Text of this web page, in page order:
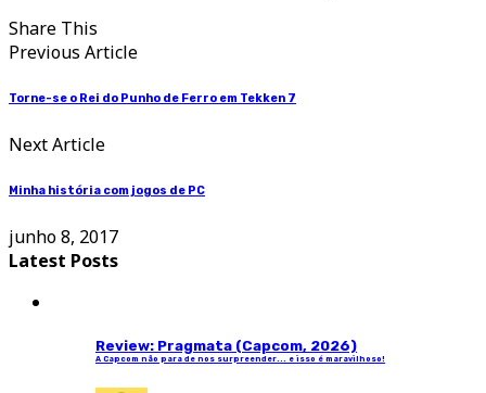
Share This
Previous Article
Torne-se o Rei do Punho de Ferro em Tekken 7
Next Article
Minha história com jogos de PC
junho 8, 2017
Latest Posts
Review: Pragmata (Capcom, 2026)
A Capcom não para de nos surpreender... e isso é maravilhoso!